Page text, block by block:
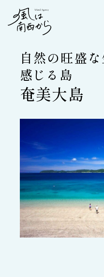
自然の旺盛
感じる島
奄美大島